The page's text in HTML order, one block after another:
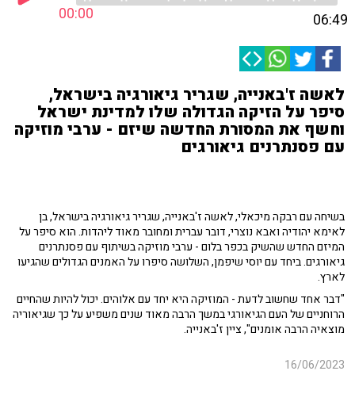
00:00 06:49
לאשה ז'באנייה, שגריר גיאורגיה בישראל,
סיפר על הזיקה הגדולה שלו למדינת ישראל
וחשף את המסורת החדשה שיזם - ערבי מוזיקה
עם פסנתרנים גיאורגים
בשיחה עם רבקה מיכאלי, לאשה ז'באנייה, שגריר גיאורגיה בישראל, בן
לאימא יהודיה ואבא נוצרי, דובר עברית ומחובר מאוד ליהדות. הוא סיפר על
המיזם החדש שהשיק בכפר בלום - ערבי מוזיקה בשיתוף עם פסנתרנים
גיאורגים. ביחד עם יוסי שיפמן, השלושה סיפרו על האמנים הגדולים שהגיעו
לארץ.
"דבר אחד שחשוב לדעת - המוזיקה היא יחד עם אלוהים. יכול להיות שהחיים
הרוחניים של העם הגיאורגי במשך הרבה מאוד שנים משפיע על כך שגיאוריה
מוצאיה הרבה אומנים", ציין ז'באנייה.
16/06/2023